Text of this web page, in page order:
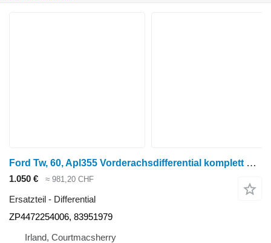
Ford Tw, 60, Apl355 Vorderachsdifferential komplett und Kegelrad Zp447225 ZP4472254006 für Radtraktor
1.050 € ≈ 981,20 CHF
Ersatzteil - Differential
ZP4472254006, 83951979
Irland, Courtmacsherry